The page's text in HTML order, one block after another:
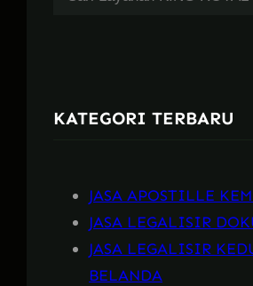
h
KATEGORI TERBARU
JASA APOSTILLE
JASA LEGALISIR
JASA LEGALISIR
BELANDA